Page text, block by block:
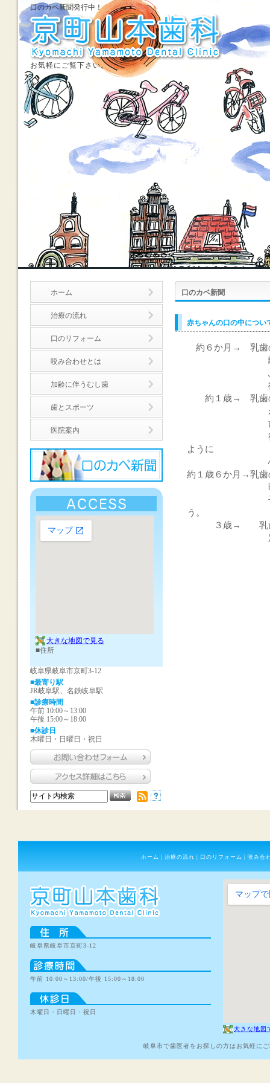
口のカベ新聞発行中！
お気軽にご覧下さい。
口のカベ新聞
赤ちゃんの口の中につい
約６か月→ 乳歯
離乳食の後
ふいてあげ
得ること
約１歳→ 乳歯の
が生え
歯ブラシに
行いましょ
ように
心がけま
約１歳６か月→乳歯
時期で
子供自身で
う。
３歳→ 乳歯が
定期検診
ホーム
治療の流れ
口のリフォーム
咬み合わせとは
加齢に伴うむし歯
歯とスポーツ
医院案内
大きな地図で見る
■住所
岐阜県岐阜市京町3-12
■最寄り駅
JR岐阜駅、名鉄岐阜駅
■診療時間
午前 10:00～13:00
午後 15:00～18:00
■休診日
木曜日・日曜日・祝日
ホーム 治療の流れ 口のリフォーム 咬み合
岐阜県岐阜市京町3-12
午前 10:00～13:00/午後 15:00～18:00
木曜日・日曜日・祝日
大きな地図
岐阜市で歯医者をお探しの方はお気軽に